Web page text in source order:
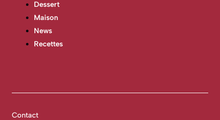
Dessert
Maison
News
Recettes
Contact